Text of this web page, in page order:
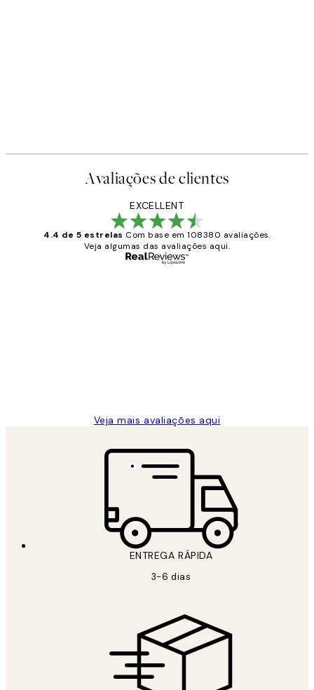
Avaliações de clientes
EXCELLENT
4.4 de 5 estrelas Com base em 108380 avaliações.
Veja algumas das avaliações aqui.
Veja mais avaliações aqui
ENTREGA RÁPIDA
3-6 dias